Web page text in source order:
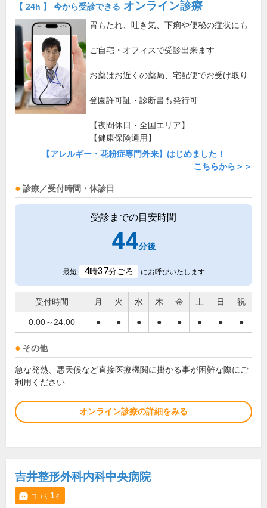
【 24h 】 今から受診できる オンライン診療
胃もたれ、吐き気、下痢や便秘の症状にも
ご自宅・オフィスで受診出来ます
お薬はお近くの薬局、宅配便でお受け取り
登園許可証・診断書も発行可
【夜間休日・全国エリア】
【健康保険適用】
【アレルギー・花粉症専門外来】はじめました！
こちらから＞＞
診療／受付時間・休診日
受診までの目安時間
44分後
最短 4時37分ごろ にお呼びいたします
受付時間 月 火 水 木 金 土 日 祝
0:00～24:00 ● ● ● ● ● ● ● ●
その他
急な発熱、悪天候など直接医療機関に掛かる事が困難な際にご
利用ください
オンライン診療の詳細をみる
吉井整形外科内科中央病院
口コミ 1件